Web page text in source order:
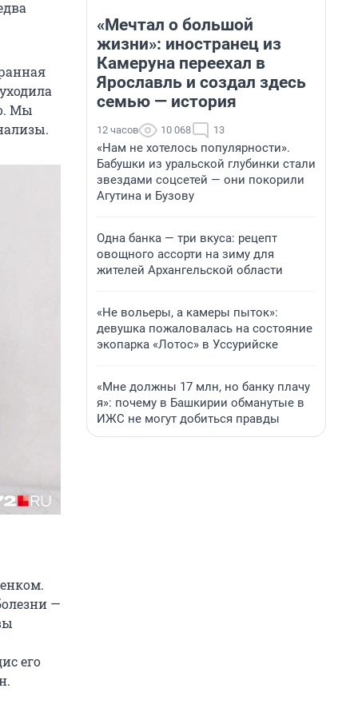
Мы
—
его
«Мечтал о большой
жизни»: иностранец из
Камеруна переехал в
Ярославль и создал здесь
семью — история
12 часов 10 068 13
«Нам не хотелось популярности».
Бабушки из уральской глубинки стали
звездами соцсетей — они покорили
Агутина и Бузову
Одна банка — три вкуса: рецепт
овощного ассорти на зиму для
жителей Архангельской области
«Не вольеры, а камеры пыток»:
девушка пожаловалась на состояние
экопарка «Лотос» в Уссурийске
«Мне должны 17 млн, но банку плачу
я»: почему в Башкирии обманутые в
ИЖС не могут добиться правды